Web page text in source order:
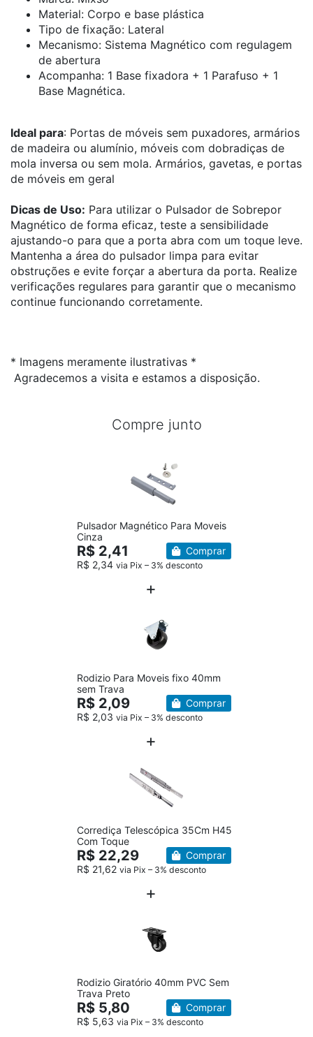
Material: Corpo e base plástica
Tipo de fixação: Lateral
Mecanismo: Sistema Magnético com regulagem
de abertura
Acompanha: 1 Base fixadora + 1 Parafuso + 1
Base Magnética.
Ideal para: Portas de móveis sem puxadores, armários
de madeira ou alumínio, móveis com dobradiças de
mola inversa ou sem mola. Armários, gavetas, e portas
de móveis em geral
Dicas de Uso: Para utilizar o Pulsador de Sobrepor
Magnético de forma eficaz, teste a sensibilidade
ajustando-o para que a porta abra com um toque leve.
Mantenha a área do pulsador limpa para evitar
obstruções e evite forçar a abertura da porta. Realize
verificações regulares para garantir que o mecanismo
continue funcionando corretamente.
* Imagens meramente ilustrativas *
Agradecemos a visita e estamos a disposição.
Compre junto
Pulsador Magnético Para Moveis
Cinza
R$ 2,41
R$ 2,34 via Pix – 3% desconto
Comprar
Rodizio Para Moveis fixo 40mm
sem Trava
R$ 2,09
R$ 2,03 via Pix – 3% desconto
Comprar
Corrediça Telescópica 35Cm H45
Com Toque
R$ 22,29
R$ 21,62 via Pix – 3% desconto
Comprar
Rodizio Giratório 40mm PVC Sem
Trava Preto
R$ 5,80
R$ 5,63 via Pix – 3% desconto
Comprar